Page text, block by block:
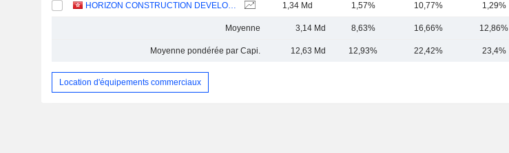
HORIZON CONSTRUCTION DEVELOPMENT LIMITED 1,34 Md 1,57% 10,77% 1,29%
Moyenne 3,14 Md 8,63% 16,66% 12,86%
Moyenne pondérée par Capi. 12,63 Md 12,93% 22,42% 23,4%
Location d'équipements commerciaux